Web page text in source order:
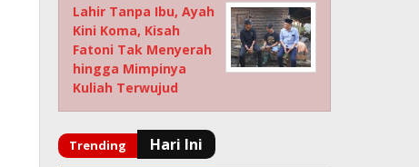
Lahir Tanpa Ibu, Ayah
Kini Koma, Kisah
Fatoni Tak Menyerah
hingga Mimpinya
Kuliah Terwujud